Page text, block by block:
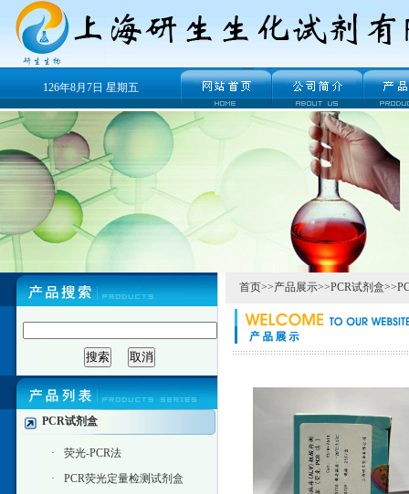
126年8月7日 星期五
PCR试剂盒
·
荧光-PCR法
·
PCR荧光定量检测试剂盒
首页>>产品展示>>PCR试剂盒>>